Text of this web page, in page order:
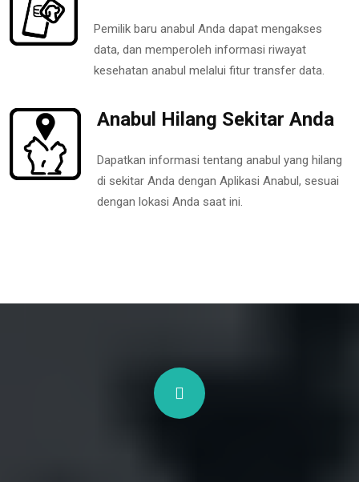
Pemilik baru anabul Anda dapat mengakses
data, dan memperoleh informasi riwayat
kesehatan anabul melalui fitur transfer data.
Anabul Hilang Sekitar Anda
Dapatkan informasi tentang anabul yang hilang
di sekitar Anda dengan Aplikasi Anabul, sesuai
dengan lokasi Anda saat ini.